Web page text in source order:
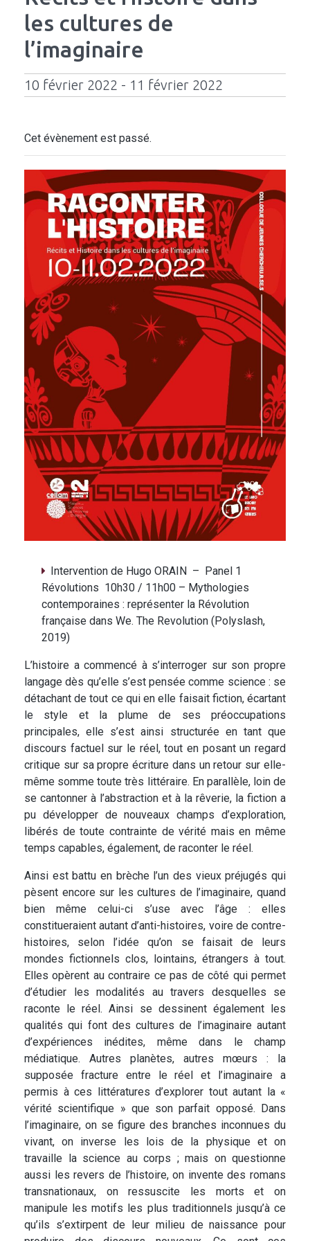
les cultures de
l’imaginaire
10 février 2022 - 11 février 2022
Cet évènement est passé.
Intervention de Hugo ORAIN – Panel 1
Révolutions 10h30 / 11h00 – Mythologies
contemporaines : représenter la Révolution
française dans We. The Revolution (Polyslash,
2019)
L’histoire a commencé à s’interroger sur son propre
langage dès qu’elle s’est pensée comme science : se
détachant de tout ce qui en elle faisait fiction, écartant
le style et la plume de ses préoccupations
principales, elle s’est ainsi structurée en tant que
discours factuel sur le réel, tout en posant un regard
critique sur sa propre écriture dans un retour sur elle-
même somme toute très littéraire. En parallèle, loin de
se cantonner à l’abstraction et à la rêverie, la fiction a
pu développer de nouveaux champs d’exploration,
libérés de toute contrainte de vérité mais en même
temps capables, également, de raconter le réel.
Ainsi est battu en brèche l’un des vieux préjugés qui
pèsent encore sur les cultures de l’imaginaire, quand
bien même celui-ci s’use avec l’âge : elles
constitueraient autant d’anti-histoires, voire de contre-
histoires, selon l’idée qu’on se faisait de leurs
mondes fictionnels clos, lointains, étrangers à tout.
Elles opèrent au contraire ce pas de côté qui permet
d’étudier les modalités au travers desquelles se
raconte le réel. Ainsi se dessinent également les
qualités qui font des cultures de l’imaginaire autant
d’expériences inédites, même dans le champ
médiatique. Autres planètes, autres mœurs : la
supposée fracture entre le réel et l’imaginaire a
permis à ces littératures d’explorer tout autant la «
vérité scientifique » que son parfait opposé. Dans
l’imaginaire, on se figure des branches inconnues du
vivant, on inverse les lois de la physique et on
travaille la science au corps ; mais on questionne
aussi les revers de l’histoire, on invente des romans
transnationaux, on ressuscite les morts et on
manipule les motifs les plus traditionnels jusqu’à ce
qu’ils s’extirpent de leur milieu de naissance pour